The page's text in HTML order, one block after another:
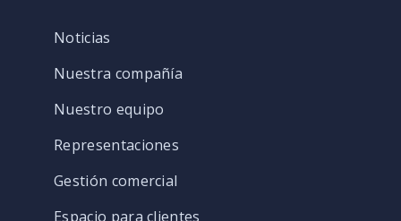
Noticias
Nuestra compañía
Nuestro equipo
Representaciones
Gestión comercial
Espacio para clientes